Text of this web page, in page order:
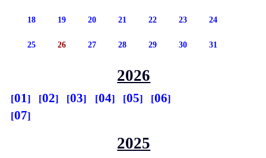
18 19 20 21 22 23 24
25 26 27 28 29 30 31
2026
01 02 03 04 05
06
07
2025